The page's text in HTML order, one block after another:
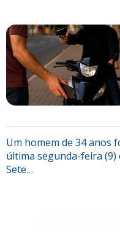
Um homem de 34 anos
última segunda-feira (9)
Sete…